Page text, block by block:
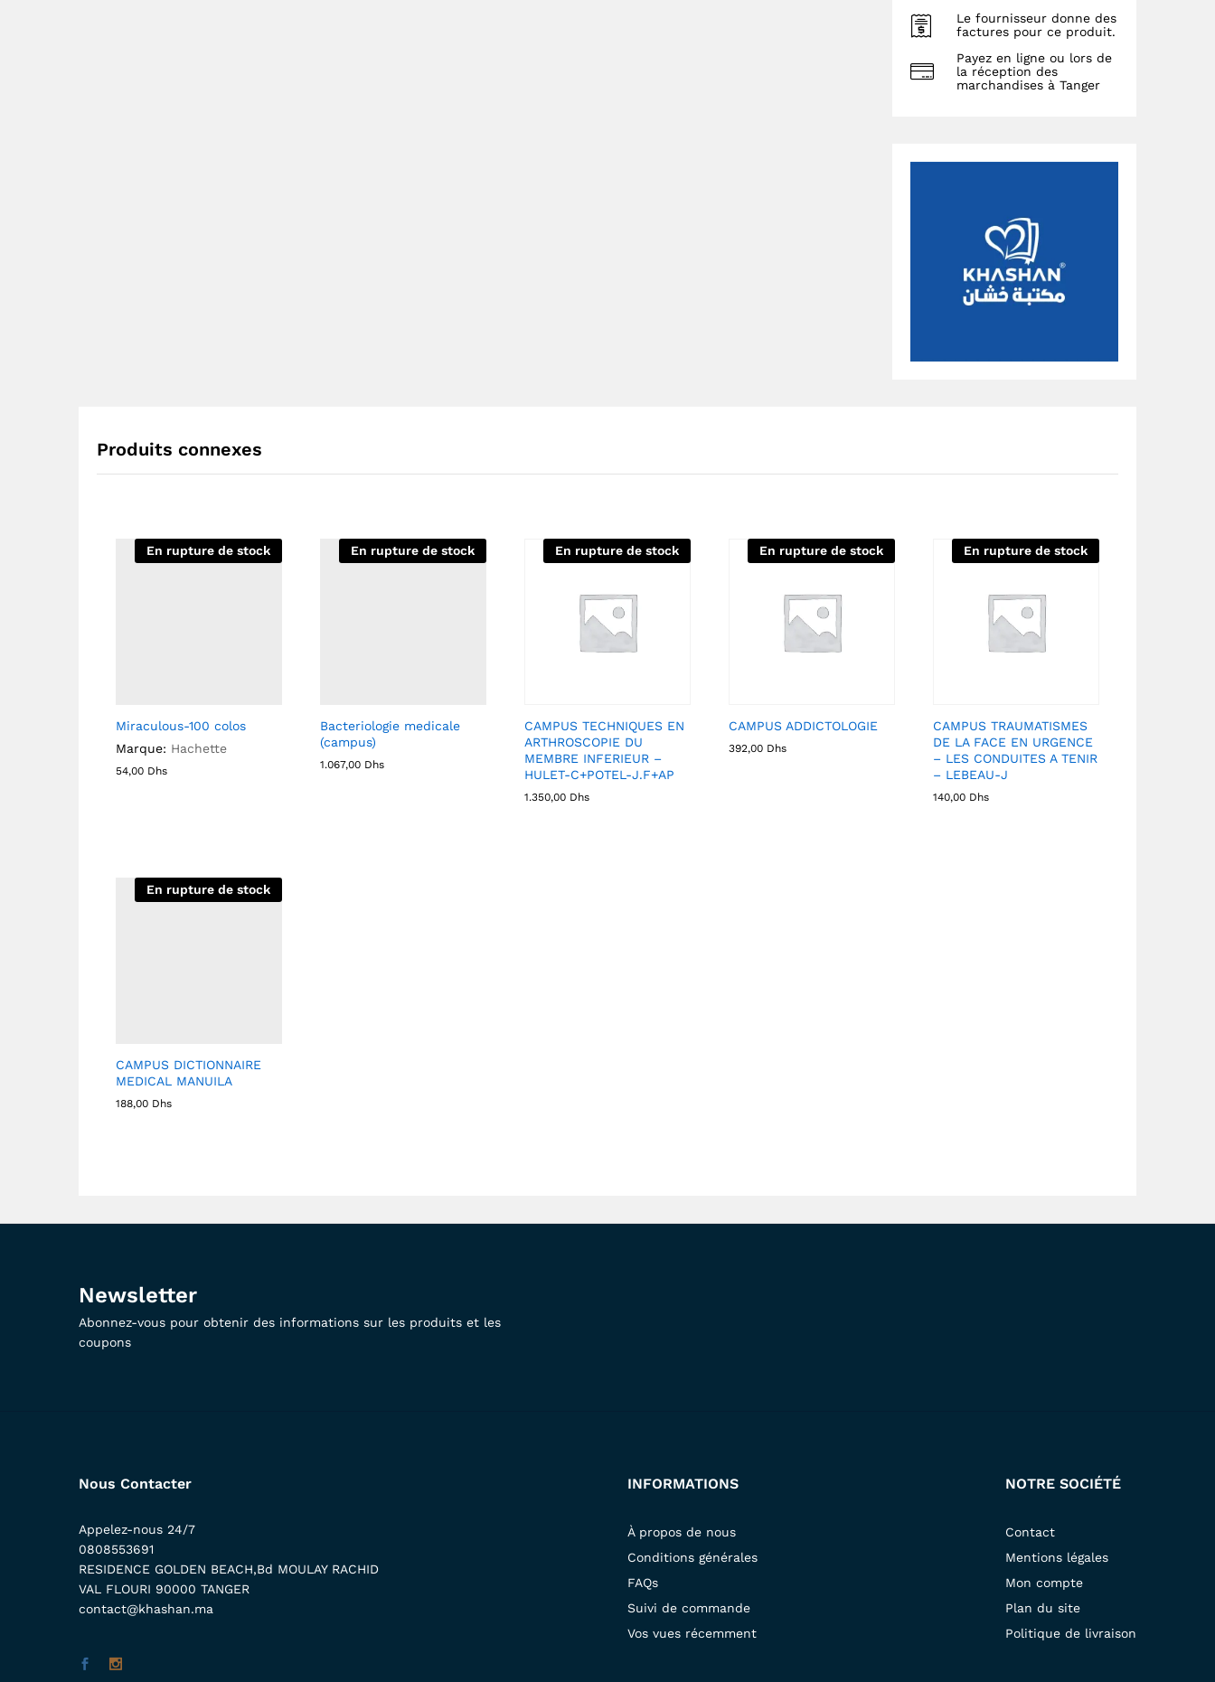
Le fournisseur donne des
factures pour ce produit.
Payez en ligne ou lors de
la réception des
marchandises à Tanger
Produits connexes
En rupture de stock
Miraculous-100 colos
Marque: Hachette
54,00 Dhs
En rupture de stock
Bacteriologie medicale
(campus)
1.067,00 Dhs
En rupture de stock
CAMPUS TECHNIQUES EN
ARTHROSCOPIE DU
MEMBRE INFERIEUR –
HULET-C+POTEL-J.F+AP
1.350,00 Dhs
En rupture de stock
CAMPUS ADDICTOLOGIE
392,00 Dhs
En rupture de stock
CAMPUS TRAUMATISMES
DE LA FACE EN URGENCE
– LES CONDUITES A TENIR
– LEBEAU-J
140,00 Dhs
En rupture de stock
CAMPUS DICTIONNAIRE
MEDICAL MANUILA
188,00 Dhs
Newsletter
Abonnez-vous pour obtenir des informations sur les produits et les
coupons
Nous Contacter
Appelez-nous 24/7
0808553691
RESIDENCE GOLDEN BEACH,Bd MOULAY RACHID
VAL FLOURI 90000 TANGER
contact@khashan.ma
INFORMATIONS
À propos de nous
Conditions générales
FAQs
Suivi de commande
Vos vues récemment
NOTRE SOCIÉTÉ
Contact
Mentions légales
Mon compte
Plan du site
Politique de livraison